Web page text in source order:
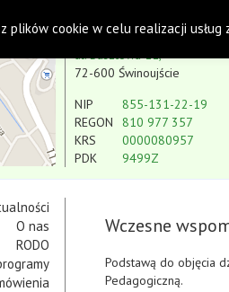
ul. Basztowa 11,
72-600 Świnoujście
NIP
REGON
KRS
PDK
855-131-22-19
810 977 357
0000080957
9499Z
O nas
RODO
Wczesne
Podstawą do objęcia
Pedagogiczną.
plików cookie w celu realizacji usług